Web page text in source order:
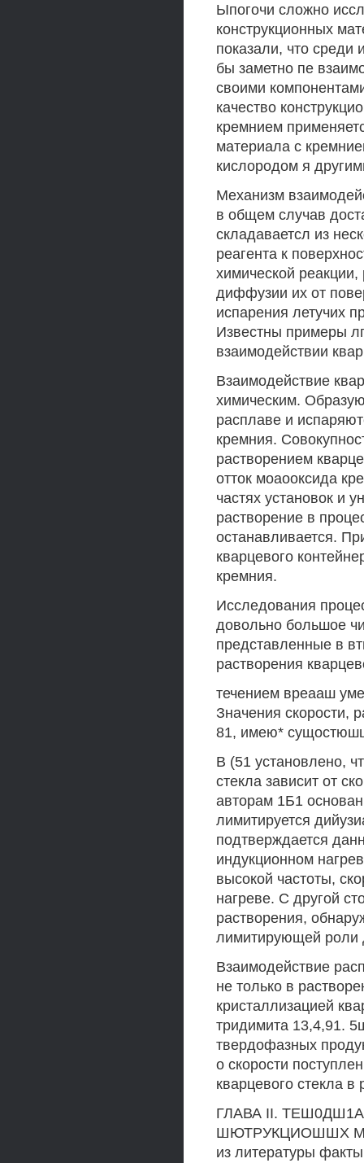
Ыпогочи сложно
конструкционных
показали, что среди
бы заметно пе
своими
качество
кремнием
материала с
кислородом я
Механизм
в общем случав
складаваетсл из
реагента к
химической
диффузии их от
испарения летучих
Известны примеры
взаимодействии
Взаимодействие
химическим.
расплаве и
кремния.
растворением
отток моаооксида
частях установок и
растворение в
останавливается.
кварцевого
кремния.
Исследования
довольно большое
представленные в
растворения
течением вреааш
Значения скорости,
81, имею*
В (51 установлено,
стекла зависит от
авторам 1Б1
лимитируется
подтверждается
индукционном
высокой частоты,
нагреве. С другой
растворения,
лимитирующей роли
Взаимодействие
не только в
кристаллизацией
тридимита 13,4,91.
твердофазных
о скорости
кварцевого стекла
ГЛАВА II.
ШЮТРУКЦИОШШХ
из литературы